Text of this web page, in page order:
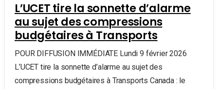
L’UCET tire la sonnette d’alarme
au sujet des compressions
budgétaires à Transports
POUR DIFFUSION IMMÉDIATE Lundi 9 février 2026
L’UCET tire la sonnette d’alarme au sujet des
compressions budgétaires à Transports Canada : le